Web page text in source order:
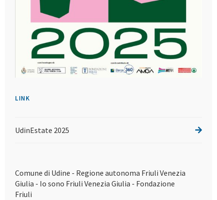
LINK
UdinEstate 2025
Comune di Udine - Regione autonoma Friuli Venezia
Giulia - Io sono Friuli Venezia Giulia - Fondazione
Friuli